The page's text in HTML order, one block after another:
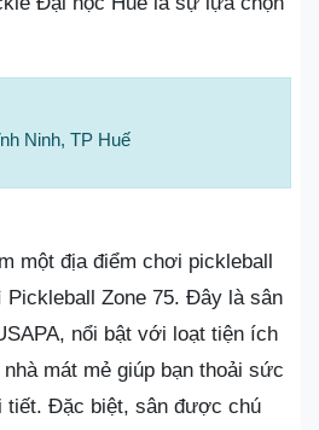
Ninh, TP Huế
một địa điểm chơi pickleball
Zone 75. Đây là sân
nổi bật với loạt tiện ích
mát mẻ giúp bạn thoải sức
tiết. Đặc biệt, sân được chú